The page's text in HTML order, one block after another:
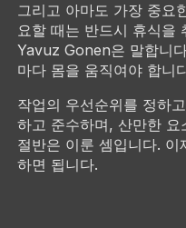
그리고 아마도 가장 중요
요할 때는 반드시 휴식을
Yavuz Gonen은 말합니
마다 몸을 움직여야 합니
작업의 우선순위를 정하
하고 준수하며, 산만한
절반은 이룬 셈입니다.
하면 됩니다.